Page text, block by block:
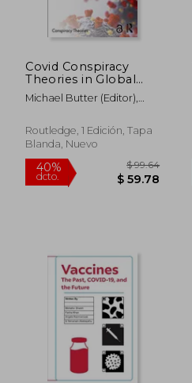
Covid Conspiracy
Theories in Global
Perspective (en
Inglés)
Michael Butter (Editor),
Routledge, 1 Edición, Tapa
Blanda, Nuevo